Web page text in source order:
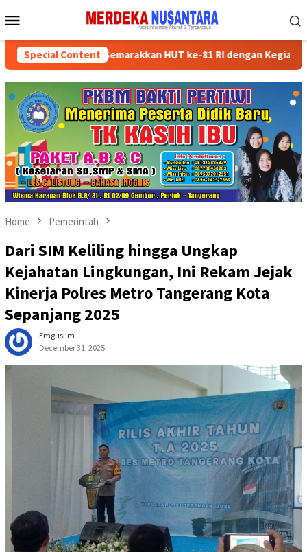
to
Menu
Special Content
Partai Semarakkan HUT ke-81 RI dengan Kegiatan Sosial
Home Pemerintah
Dari SIM Keliling hingga Ungkap
Kejahatan Lingkungan, Ini Rekam Jejak
Kinerja Polres Metro Tangerang Kota
Sepanjang 2025
Emguslim
December 31, 2025